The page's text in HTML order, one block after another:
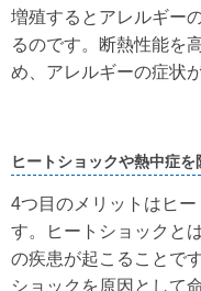
増殖するとアレルギー
るのです。断熱性能を
め、アレルギーの症状
ヒートショックや熱中症を
4つ目のメリットはヒ
す。ヒートショックと
の疾患が起こることで
ショックを原因として